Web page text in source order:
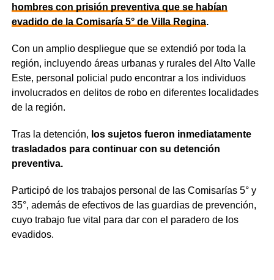
hombres con prisión preventiva que se habían
evadido de la Comisaría 5° de Villa Regina.
Con un amplio despliegue que se extendió por toda la
región, incluyendo áreas urbanas y rurales del Alto Valle
Este, personal policial pudo encontrar a los individuos
involucrados en delitos de robo en diferentes localidades
de la región.
Tras la detención, los sujetos fueron inmediatamente
trasladados para continuar con su detención
preventiva.
Participó de los trabajos personal de las Comisarías 5° y
35°, además de efectivos de las guardias de prevención,
cuyo trabajo fue vital para dar con el paradero de los
evadidos.